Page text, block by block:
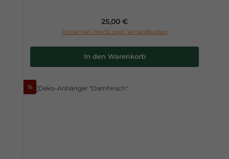
Regulärer Preis:
25,00 €
Preise inkl. MwSt. zzgl. Versandkosten
In den Warenkorb
%